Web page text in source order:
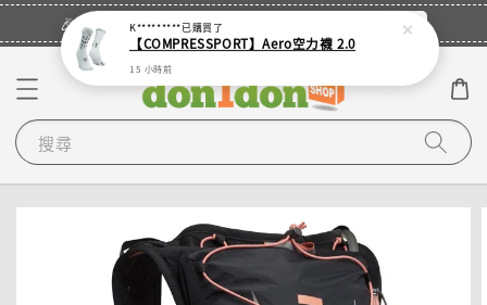
🎉登入會員・領取您的專屬折扣券！ 立即登入
搜尋
K*********已購買了
【COMPRESSPORT】Aero空力襪 2.0
15 小時前